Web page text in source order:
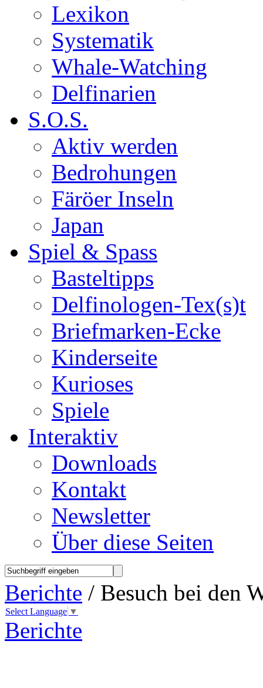
Lexikon
Systematik
Whale-Watching
Delfinarien
S.O.S.
Aktiv werden
Bedrohungen
Färöer Inseln
Japan
Spiel & Spass
Basteltipps
Delfinologen-Tex(s)t
Briefmarken-Ecke
Kinderseite
Kurioses
Spiele
Interaktiv
Downloads
Kontakt
Newsletter
Über diese Seiten
Berichte / Besuch bei den
Select Language ▼
Berichte